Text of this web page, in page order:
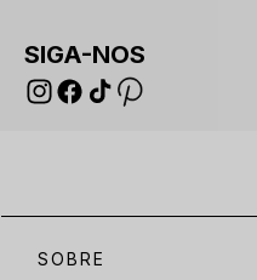
SIGA-NOS
SOBRE